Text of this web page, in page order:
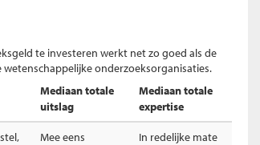
te investeren werkt net zo goed als de
wetenschappelijke onderzoeksorganisaties.
Mediaan totale
uitslag
Mediaan totale
expertise
Mee eens In redelijke mate